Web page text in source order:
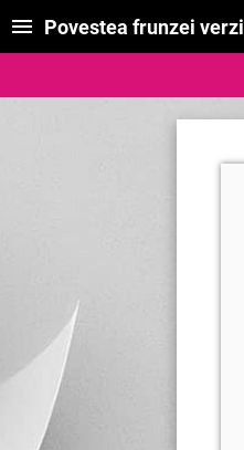
Povestea frunzei verzi